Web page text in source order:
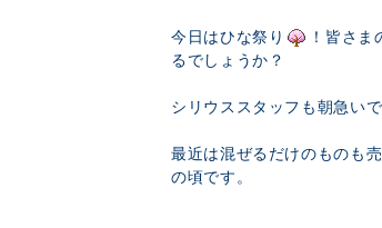
今日はひな祭り
！皆さ
るでしょうか？
シリウススタッフも朝急い
最近は混ぜるだけのものも
の頃です。